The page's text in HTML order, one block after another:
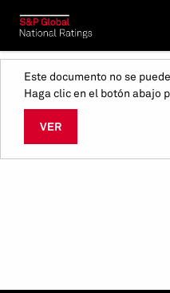
Este documento no se
Haga clic en el botón abajo
VER